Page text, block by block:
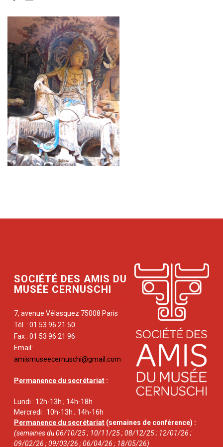
SOCIÉTÉ DES AMIS DU
MUSÉE CERNUSCHI
7, avenue Vélasquez 75008 Paris
Tél. : 01 53 96 21 50
Fax : 01 53 96 21 96
Email:
amismuseecernuschi@gmail.com
Permanence du secrétariat :
Lundi : 12h-13h ; 14h-18h
Mercredi : 10h-13h ; 14h-16h
Permanence du secrétariat (semaines de conférence) :
(semaines du 06/10/25 ; 10/11/25 ; 08/12/25 ; 12/01/26 ;
09/02/26 ; 09/03/26 ; 06/04/26 ; 18/05/26)